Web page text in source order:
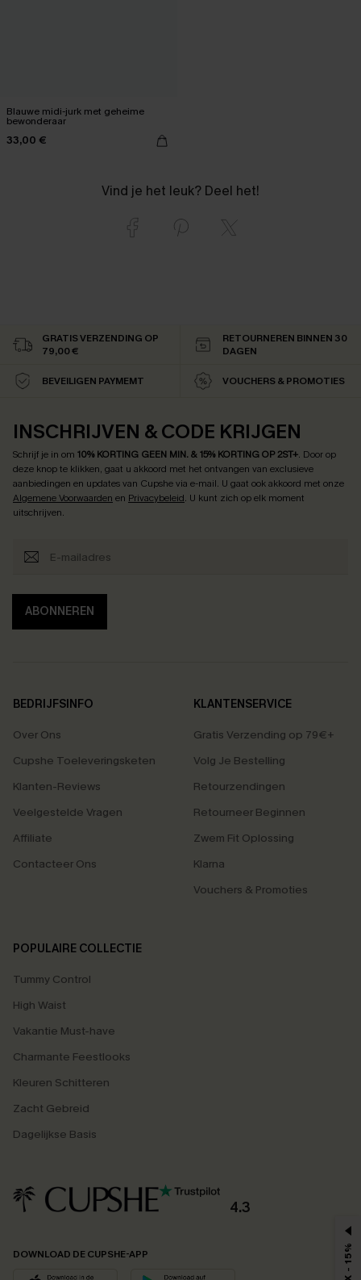
Blauwe midi-jurk met geheime
bewonderaar
33,00 €
Vind je het leuk? Deel het!
GRATIS VERZENDING OP
79,00 €
RETOURNEREN BINNEN 30
DAGEN
BEVEILIGEN PAYMEMT VOUCHERS & PROMOTIES
INSCHRIJVEN & CODE KRIJGEN
Schrijf je in om 10% KORTING GEEN MIN. & 15% KORTING OP 2ST+. Door op
deze knop te klikken, gaat u akkoord met het ontvangen van exclusieve
aanbiedingen en updates van Cupshe via e-mail. U gaat ook akkoord met onze
Algemene Voorwaarden en Privacybeleid. U kunt zich op elk moment
uitschrijven.
ABONNEREN
BEDRIJFSINFO
Over Ons
Cupshe Toeleveringsketen
Klanten-Reviews
Veelgestelde Vragen
Affiliate
Contacteer Ons
KLANTENSERVICE
Gratis Verzending op 79€+
Volg Je Bestelling
Retourzendingen
Retourneer Beginnen
Zwem Fit Oplossing
Klarna
Vouchers & Promoties
POPULAIRE COLLECTIE
Tummy Control
High Waist
Vakantie Must-have
Charmante Feestlooks
Kleuren Schitteren
Zacht Gebreid
Dagelijkse Basis
4.3
DOWNLOAD DE CUPSHE-APP